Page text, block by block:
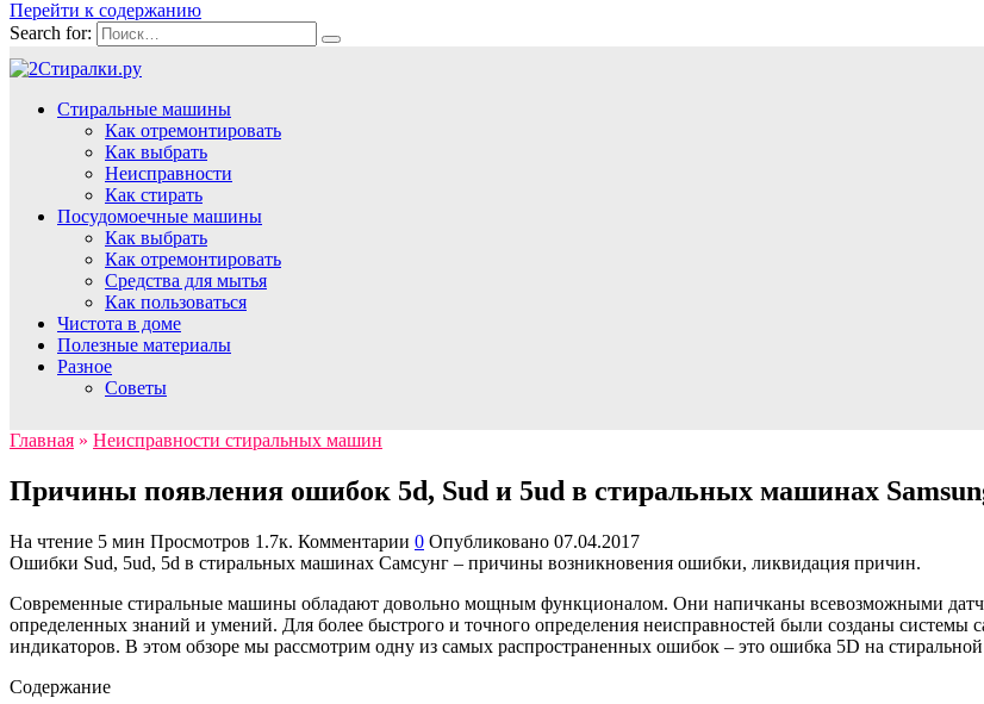
Перейти к содержанию
Search for:
Стиральные машины
Как отремонтировать
Как выбрать
Неисправности
Как стирать
Посудомоечные машины
Как выбрать
Как отремонтировать
Средства для мытья
Как пользоваться
Чистота в доме
Полезные материалы
Разное
Советы
Главная » Неисправности стиральных машин
Причины появления ошибок 5d, Sud и 5ud в стиральных машинах
На чтение 5 мин Просмотров 1.7к. Комментарии 0 Опубликовано 07.04.2017
Ошибки Sud, 5ud, 5d в стиральных машинах Самсунг – причины возникновения ошибки, ликвидация причин.
Современные стиральные машины обладают довольно мощным функционалом. Они напичканы всевозможными
определенных знаний и умений. Для более быстрого и точного определения неисправностей были созданы
индикаторов. В этом обзоре мы рассмотрим одну из самых распространенных ошибок – это ошибка 5D на
Содержание